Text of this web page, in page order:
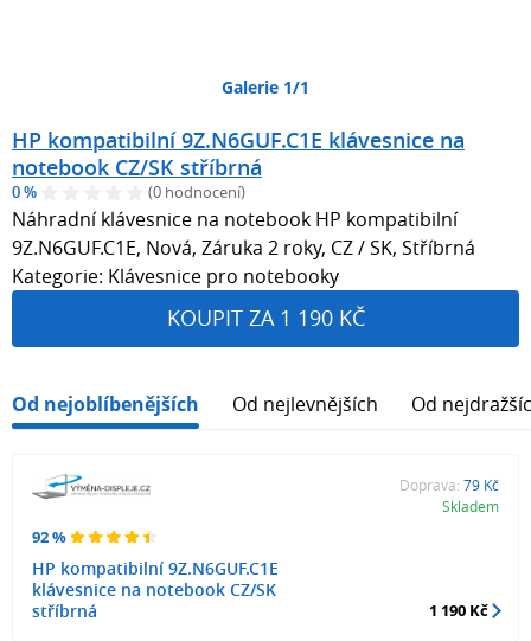
Galerie 1/1
HP kompatibilní 9Z.N6GUF.C1E klávesnice na
notebook CZ/SK stříbrná
0 % (0 hodnocení)
Náhradní klávesnice na notebook HP kompatibilní
9Z.N6GUF.C1E, Nová, Záruka 2 roky, CZ / SK, Stříbrná
Kategorie: Klávesnice pro notebooky
KOUPIT ZA 1 190 KČ
Od nejoblíbenějších Od nejlevnějších Od
92 %
HP kompatibilní 9Z.N6GUF.C1E
klávesnice na notebook CZ/SK
stříbrná
Doprava: 79 Kč
Skladem
1 190 Kč